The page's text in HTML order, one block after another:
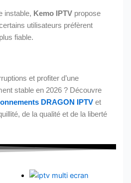
instable, Kemo IPTV propose
utilisateurs préfèrent
fiable.
et profiter d’une
stable en 2026 ? Découvre
DRAGON IPTV et
de la qualité et de la liberté
prix
prix
prix
prix
prix
prix
prix
prix
prix
prix
prix